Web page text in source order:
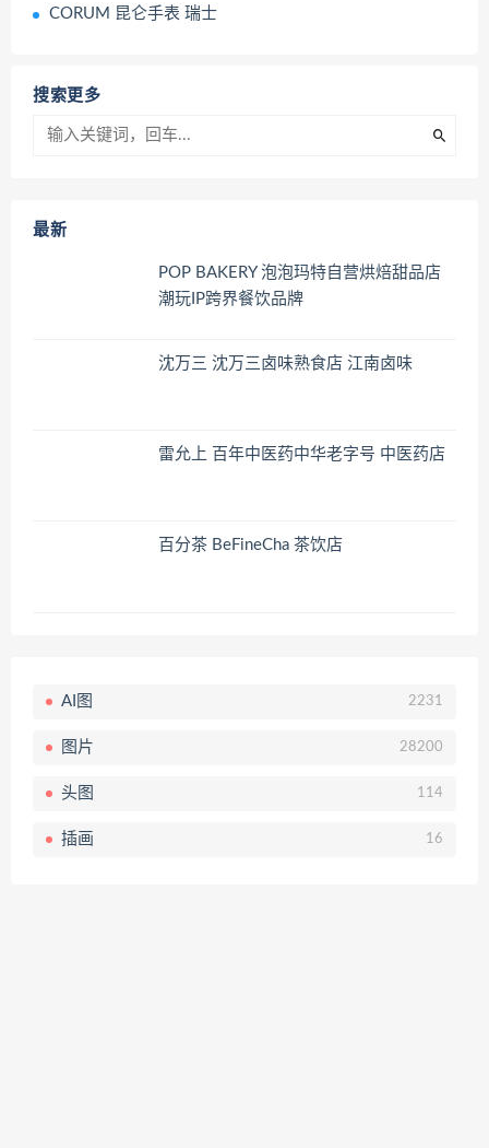
CORUM 昆仑手表 瑞士
搜索更多
最新
POP BAKERY 泡泡玛特自营烘焙甜品店
潮玩IP跨界餐饮品牌
沈万三 沈万三卤味熟食店 江南卤味
雷允上 百年中医药中华老字号 中医药店
百分茶 BeFineCha 茶饮店
AI图 2231
图片 28200
头图 114
插画 16